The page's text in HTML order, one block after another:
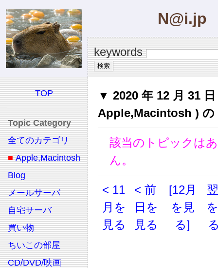
N@i.jp
keywords
TOP
Topic Category
全てのカテゴリ
■ Apple,Macintosh
Blog
メールサーバ
自宅サーバ
買い物
ちいこの部屋
CD/DVD/映画
▼ 2020 年 12 月 31 日
Apple,Macintosh ) の
該当のトピックは
ん。
< 11
月を
見る
< 前
日を
見る
[12月
を見
る]